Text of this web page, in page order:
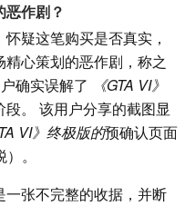
作剧？
疑这笔购买是否真实，
心策划的恶作剧，称之
确实误解了 《GTA VI》
。 该用户分享的截图显
VI》终极版的预确认页面
。
张不完整的收据，并断